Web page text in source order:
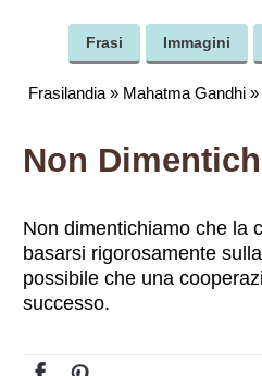
Frasi Immagini
Frasilandia » Mahatma Gandhi »
Non dimentichiamo che la
basarsi rigorosamente
possibile che una
successo.